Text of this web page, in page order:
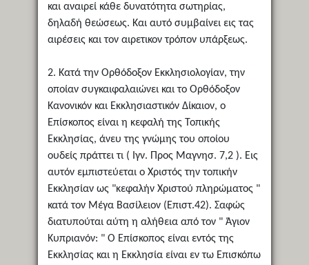
και αναιρεί κάθε δυνατότητα σωτηρίας,
δηλαδή θεώσεως. Και αυτό συμβαίνει εις τας
αιρέσεις και τον αιρετικον τρόπον υπάρξεως.
2. Κατά την Ορθόδοξον Εκκλησιολογίαν, την
οποίαν συγκαιφαλαιώνει και το Ορθόδοξον
Κανονικόν και Εκκλησιαστικόν Δίκαιον, ο
Επίσκοπος είναι η κεφαλή της Τοπικής
Εκκλησίας, άνευ της γνώμης του οποίου
ουδείς πράττει τι ( Ιγν. Προς Μαγνησ. 7,2 ). Εις
αυτόν εμπιστεύεται ο Χριστός την τοπικήν
Εκκλησίαν ως "κεφαλήν Χριστού πληρώματος "
κατά τον Μέγα Βασίλειον (Επιστ.42). Σαφώς
διατυπούται αύτη η αλήθεια από τον " Άγιον
Κυπριανόν: " Ο Επίσκοπος είναι εντός της
Εκκλησίας και η Εκκλησία είναι εν τω Επισκόπω